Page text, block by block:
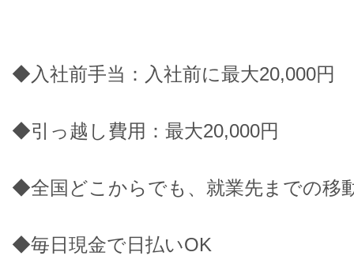
◆入社前手当：入社前に最大20,000円
◆引っ越し費用：最大20,000円
◆全国どこからでも、就業先までの移
◆毎日現金で日払いOK